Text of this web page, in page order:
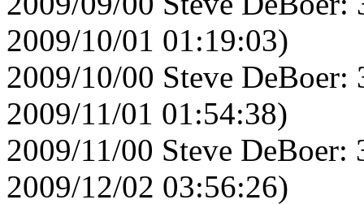
2009/10/01 01:19:03)
2009/10/00 Steve
2009/11/01 01:54:38)
2009/11/00 Steve
2009/12/02 03:56:26)